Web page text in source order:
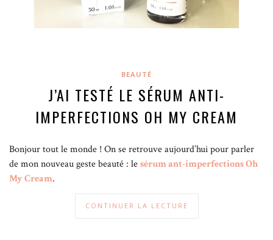
BEAUTÉ
J’AI TESTÉ LE SÉRUM ANTI-
IMPERFECTIONS OH MY CREAM
Bonjour tout le monde ! On se retrouve aujourd’hui pour parler
de mon nouveau geste beauté : lesérum ant-imperfections Oh
My Cream.
CONTINUER LA LECTURE